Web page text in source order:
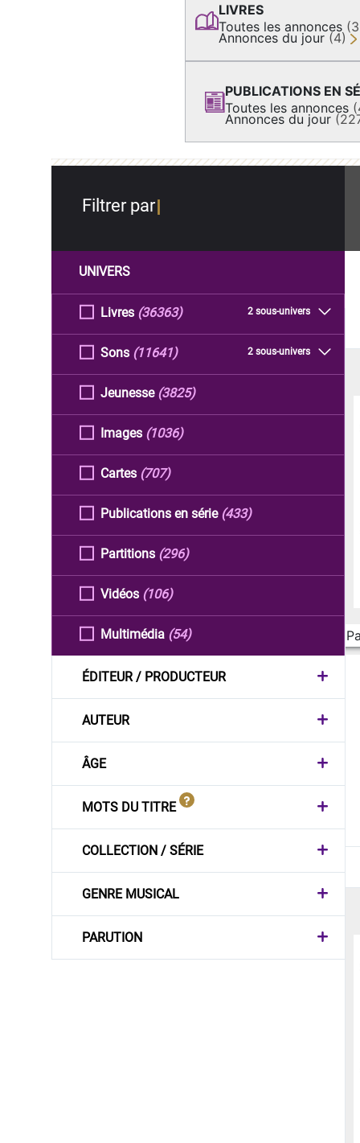
LIVRES
Toutes les annonces
Annonces du jour (4)
PUBLICATIONS EN
Toutes les annonces
Annonces du jour
Filtrer par
UNIVERS
Livres 2 sous-univers
(36363)
Sons 2 sous-univers
(11641)
Jeunesse (3825)
Images (1036)
Cartes (707)
Publications en série (433)
Partitions (296)
Vidéos (106)
Multimédia (54)
ÉDITEUR / PRODUCTEUR
AUTEUR
ÂGE
MOTS DU TITRE
COLLECTION / SÉRIE
GENRE MUSICAL
PARUTION